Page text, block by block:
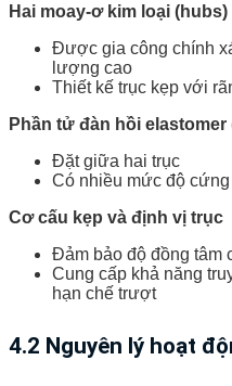
Hai moay-ơ kim loại (hubs)
Được gia công chính
lượng cao
Thiết kế trục kẹp với
Phần tử đàn hồi elastomer
Đặt giữa hai trục
Có nhiều mức độ
Cơ cấu kẹp và định vị trục
Đảm bảo độ đồng tâm
Cung cấp khả năng
hạn chế trượt
4.2 Nguyên lý hoạt